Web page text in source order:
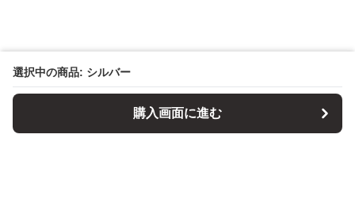
選択中の商品: シルバー
購入画面に進む